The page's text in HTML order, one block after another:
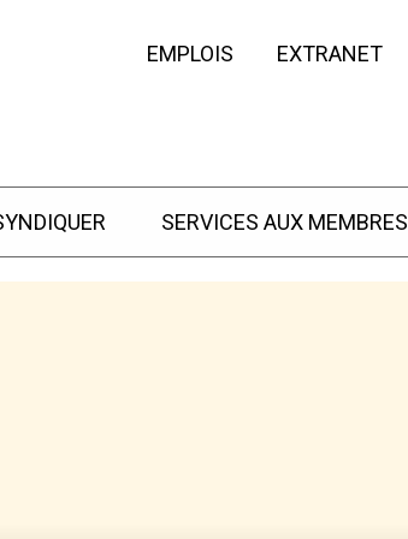
EMPLOIS EXTRANET
SERVICES AUX MEMBRES